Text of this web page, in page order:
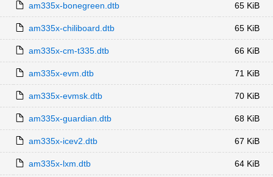
am335x-bonegreen.dtb 65 KiB
am335x-chiliboard.dtb 65 KiB
am335x-cm-t335.dtb 66 KiB
am335x-evm.dtb 71 KiB
am335x-evmsk.dtb 70 KiB
am335x-guardian.dtb 68 KiB
am335x-icev2.dtb 67 KiB
am335x-lxm.dtb 64 KiB